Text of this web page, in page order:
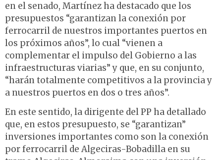
en el senado, Martínez ha destacado que los
presupuestos “garantizan la conexión por
ferrocarril de nuestros importantes puertos en
los próximos años”, lo cual “vienen a
complementar el impulso del Gobierno a las
infraestructuras viarias” y que, en su conjunto,
“harán totalmente competitivos a la provincia y
a nuestros puertos en dos o tres años”.
En este sentido, la dirigente del PP ha detallado
que, en estos presupuesto, se “garantizan”
inversiones importantes como son la conexión
por ferrocarril de Algeciras-Bobadilla en su